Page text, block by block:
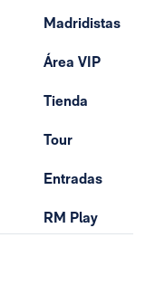
Madridistas
Área VIP
Tienda
Tour
Entradas
RM Play